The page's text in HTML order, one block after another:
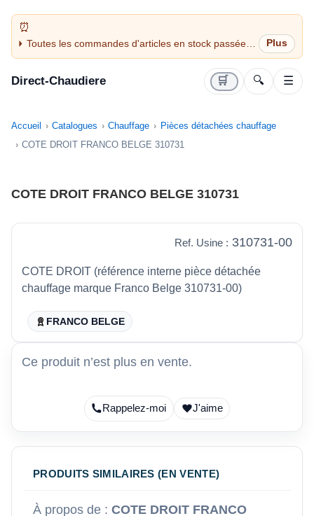
Toutes les commandes d'articles en stock passées
avant 14H sont expédiées le jour même (jours
Direct-Chaudiere 🛒 🔍 ☰
Accueil Catalogues Chauffage
Pièces détachées chauffage
COTE DROIT FRANCO BELGE 310731
COTE DROIT FRANCO BELGE 310731
Ref. Usine : 310731-00
COTE DROIT (référence interne pièce détachée
chauffage marque Franco Belge 310731-00)
FRANCO BELGE
Ce produit n’est plus en vente.
Rappelez-moi J'aime
PRODUITS SIMILAIRES (EN VENTE)
À propos de : COTE DROIT FRANCO